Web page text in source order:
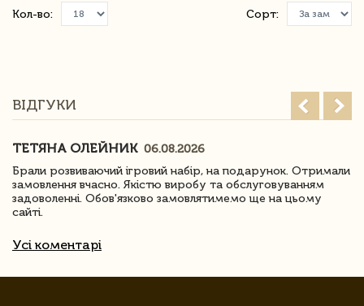
Кол-во: Сорт:
ВІДГУКИ
ТЕТЯНА ОЛЕЙНИК 06.08.2026
Брали розвиваючий ігровий набір, на подарунок. Отримали
замовлення вчасно. Якістю виробу та обслуговуванням
задоволенні. Обов'язково замовлятимемо ще на цьому
сайті.
Усі коментарі